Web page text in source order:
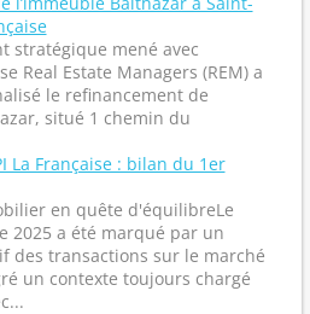
stratégique mené avec
Real Estate Managers (REM) a
le refinancement de
situé 1 chemin du
La Française : bilan du 1er
en quête d'équilibreLe
2025 a été marqué par un
des transactions sur le marché
un contexte toujours chargé